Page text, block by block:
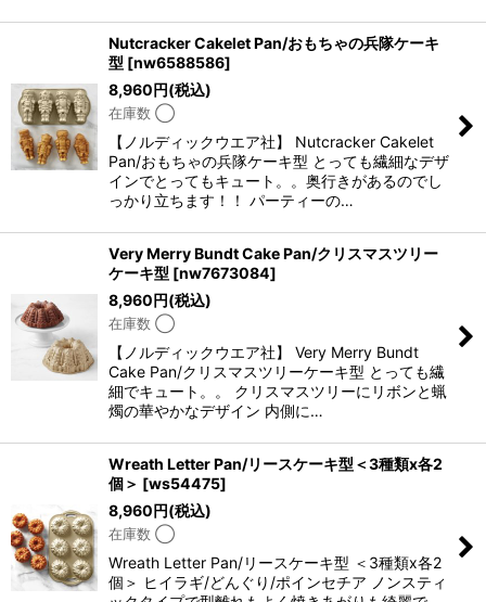
Nutcracker Cakelet Pan/おもちゃの兵隊ケーキ
型 [nw6588586]
8,960円(税込)
在庫数 ◯
【ノルディックウエア社】 Nutcracker Cakelet
Pan/おもちゃの兵隊ケーキ型 とっても繊細なデザ
インでとってもキュート。。奥行きがあるのでし
っかり立ちます！！ パーティーの…
Very Merry Bundt Cake Pan/クリスマスツリー
ケーキ型 [nw7673084]
8,960円(税込)
在庫数 ◯
【ノルディックウエア社】 Very Merry Bundt
Cake Pan/クリスマスツリーケーキ型 とっても繊
細でキュート。。 クリスマスツリーにリボンと蝋
燭の華やかなデザイン 内側に…
Wreath Letter Pan/リースケーキ型＜3種類x各2
個＞ [ws54475]
8,960円(税込)
在庫数 ◯
Wreath Letter Pan/リースケーキ型 ＜3種類x各2
個＞ ヒイラギ/どんぐり/ポインセチア ノンスティ